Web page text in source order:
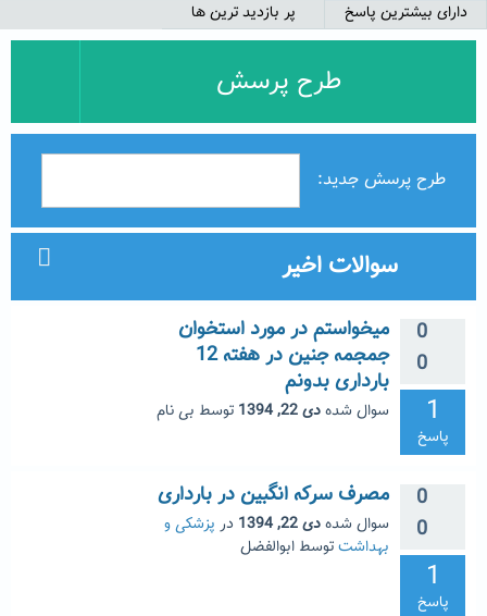
دارای بیشترین پاسخ
پر بازدید ترین ها
طرح پرسش
طرح پرسش جدید:
سوالات اخیر
0
0
1
پاسخ
میخواستم در مورد استخوان
جمجمه جنین در هفته 12
بارداری بدونم
سوال شدهدی 22, 1394 توسط بی نام
0
0
1
پاسخ
مصرف سرکه انگبین در بارداری
سوال شدهدی 22, 1394 در پزشکی و
بهداشتتوسط ابوالفضل